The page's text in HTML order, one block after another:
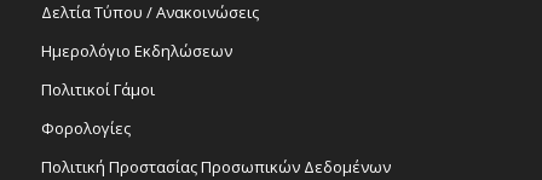
Δελτία Τύπου / Ανακοινώσεις
Ημερολόγιο Εκδηλώσεων
Πολιτικοί Γάμοι
Φορολογίες
Πολιτική Προστασίας Προσωπικών Δεδομένων